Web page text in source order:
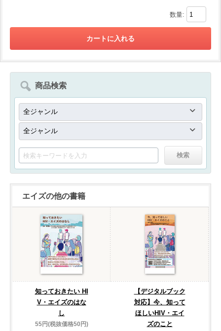
数量:
商品検索
エイズの他の書籍
知っておきたい HI
V・エイズのはな
し
55円(税抜価格50円)
【デジタルブック
対応】今、知って
ほしいHIV・エイ
ズのこと